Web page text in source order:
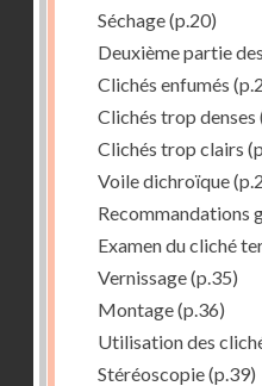
Séchage(p.20)
Deuxième partie
Clichés enfumés
Clichés trop denses
Clichés trop clairs
Voile dichroïque
Recommandations
Examen du cliché
Vernissage(p.35)
Montage(p.36)
Utilisation des
Stéréoscopie(p.39)